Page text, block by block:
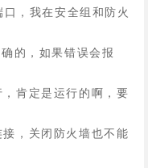
，我在安全组和防火
的，如果错误会报
肯定是运行的啊，要
，关闭防火墙也不能